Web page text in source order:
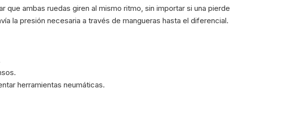
que ambas ruedas giren al mismo ritmo, sin importar si una pierde
la presión necesaria a través de mangueras hasta el diferencial.
herramientas neumáticas.